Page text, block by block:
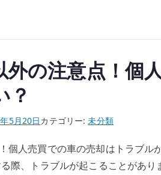
外の注意点！個
？
5月20日カテゴリー:未分類
個人売買での車の売却はトラブル
際、トラブルが起こることがあり